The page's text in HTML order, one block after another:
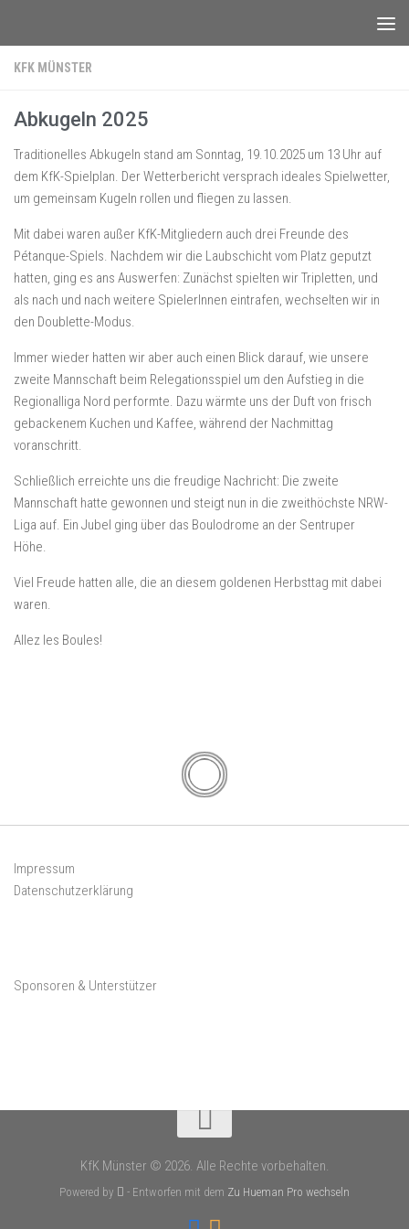
KFK MÜNSTER
Abkugeln 2025
Traditionelles Abkugeln stand am Sonntag, 19.10.2025 um 13 Uhr auf
dem KfK-Spielplan. Der Wetterbericht versprach ideales Spielwetter,
um gemeinsam Kugeln rollen und fliegen zu lassen.
Mit dabei waren außer KfK-Mitgliedern auch drei Freunde des
Pétanque-Spiels. Nachdem wir die Laubschicht vom Platz geputzt
hatten, ging es ans Auswerfen: Zunächst spielten wir Tripletten, und
als nach und nach weitere SpielerInnen eintrafen, wechselten wir in
den Doublette-Modus.
Immer wieder hatten wir aber auch einen Blick darauf, wie unsere
zweite Mannschaft beim Relegationsspiel um den Aufstieg in die
Regionalliga Nord performte. Dazu wärmte uns der Duft von frisch
gebackenem Kuchen und Kaffee, während der Nachmittag
voranschritt.
Schließlich erreichte uns die freudige Nachricht: Die zweite
Mannschaft hatte gewonnen und steigt nun in die zweithöchste NRW-
Liga auf. Ein Jubel ging über das Boulodrome an der Sentruper
Höhe.
Viel Freude hatten alle, die an diesem goldenen Herbsttag mit dabei
waren.
Allez les Boules!
Impressum
Datenschutzerklärung
Sponsoren & Unterstützer
KfK Münster © 2026. Alle Rechte vorbehalten.
Powered by - Entworfen mit dem Zu Hueman Pro wechseln